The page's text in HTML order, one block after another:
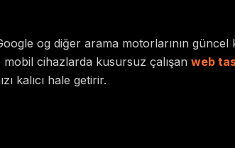
og diğer arama motorlarının
mobil cihazlarda kusursuz çalışanweb
kalıcı hale getirir.